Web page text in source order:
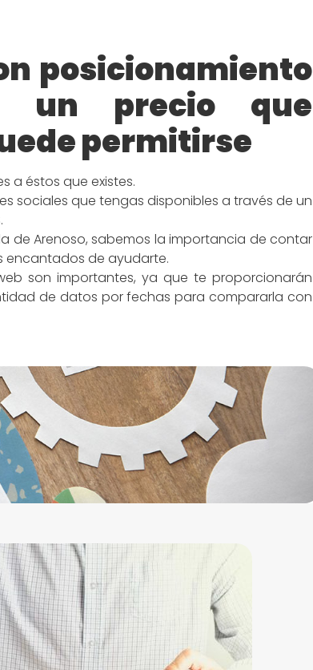
posicionamiento
un precio que
permitirse
a éstos que existes.
sociales que tengas disponibles a través de un
de Arenoso, sabemos la importancia de contar
encantados de ayudarte.
son importantes, ya que te proporcionarán
de datos por fechas para compararla con